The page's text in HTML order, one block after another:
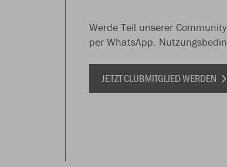
Werde Teil unserer
per WhatsApp.
JETZT CLUBMITGLIED WERDEN